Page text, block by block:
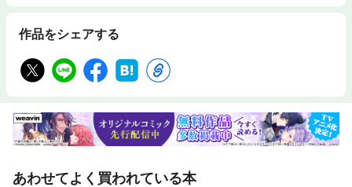
作品をシェアする
あわせてよく買われている本